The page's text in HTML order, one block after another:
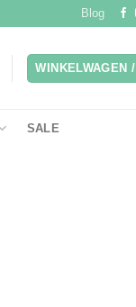
Blog
WINKELWAGEN /
SALE